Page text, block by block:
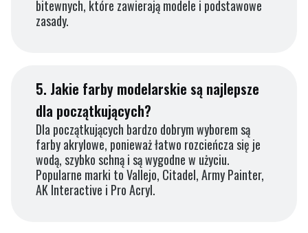
bitewnych, które zawierają modele i podstawowe
zasady.
5. Jakie farby modelarskie są najlepsze
dla początkujących?
Dla początkujących bardzo dobrym wyborem są
farby akrylowe, ponieważ łatwo rozcieńcza się je
wodą, szybko schną i są wygodne w użyciu.
Popularne marki to Vallejo, Citadel, Army Painter,
AK Interactive i Pro Acryl.